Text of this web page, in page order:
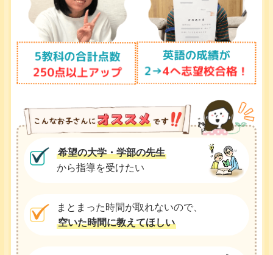
希望の大学・学部の先生
から指導を受けたい
まとまった時間が取れないので、
空いた時間に教えてほしい